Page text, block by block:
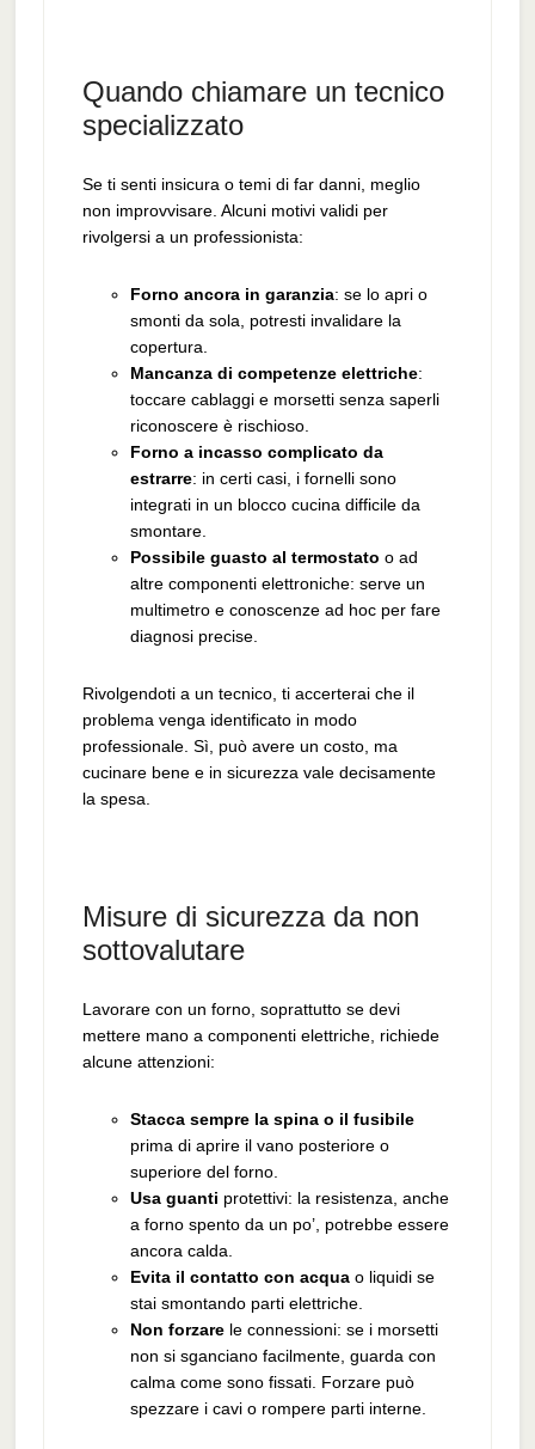
Quando chiamare un tecnico
specializzato
Se ti senti insicura o temi di far danni, meglio
non improvvisare. Alcuni motivi validi per
rivolgersi a un professionista:
Forno ancora in garanzia: se lo apri o
smonti da sola, potresti invalidare la
copertura.
Mancanza di competenze elettriche:
toccare cablaggi e morsetti senza saperli
riconoscere è rischioso.
Forno a incasso complicato da
estrarre: in certi casi, i fornelli sono
integrati in un blocco cucina difficile da
smontare.
Possibile guasto al termostato o ad
altre componenti elettroniche: serve un
multimetro e conoscenze ad hoc per fare
diagnosi precise.
Rivolgendoti a un tecnico, ti accerterai che il
problema venga identificato in modo
professionale. Sì, può avere un costo, ma
cucinare bene e in sicurezza vale decisamente
la spesa.
Misure di sicurezza da non
sottovalutare
Lavorare con un forno, soprattutto se devi
mettere mano a componenti elettriche, richiede
alcune attenzioni:
Stacca sempre la spina o il fusibile
prima di aprire il vano posteriore o
superiore del forno.
Usa guanti protettivi: la resistenza, anche
a forno spento da un po’, potrebbe essere
ancora calda.
Evita il contatto con acquao liquidi se
stai smontando parti elettriche.
Non forzarele connessioni: se i morsetti
non si sganciano facilmente, guarda con
calma come sono fissati. Forzare può
spezzare i cavi o rompere parti interne.